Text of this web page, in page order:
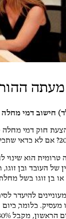
חישוב דמי מחלה
חוק דמי מחלה
בן זוגו בשל
להיעדר
מעסיק. כלומר,